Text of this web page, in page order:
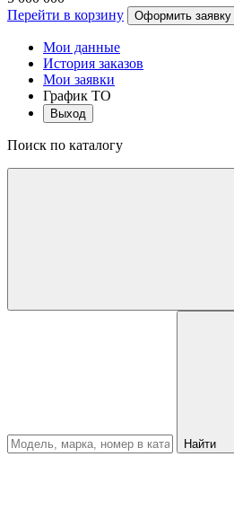
Перейти в корзину
Оформить заявку
Мои данные
История заказов
Мои заявки
График ТО
Выход
Поиск по каталогу
Найти